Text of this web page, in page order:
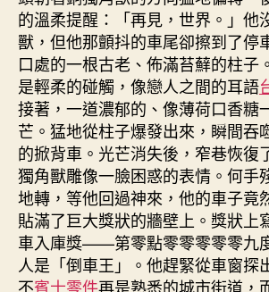
的溫柔提醒：「再見，世界。」他
獸，但他那顫抖的車尾卻擦到了停
口處的一根古老、佈滿苔蘚的柱子
是輕柔的碰觸，像戀人之間的耳語
接著，一道濃郁的、像薄荷口香糖
芒。猛地從柱子爆發出來，瞬間吞
的掀背車。光芒消失後，窄巷恢復
獨角獸雕像一臉困惑的表情。何手
地轉，等他回過神來，他的車子竟
貼滿了巨大獎狀的牆壁上。獎狀上
車入庫獎——第零點零零零零零九
人是「倒車王」。他趕緊從車窗探
不賓士零件再是熟悉的城市街道，